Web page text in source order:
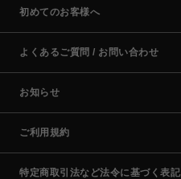
初めてのお客様へ
よくあるご質問 / お問い合わせ
お知らせ
ご利用規約
特定商取引法など法令に基づく表記